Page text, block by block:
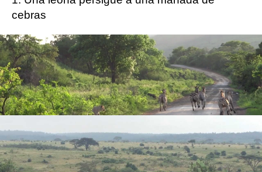
cebras
Leer más© Newsflare
2. Un grupo de leonas pelea violentamente con
un león
Leer más© Caters News
3. Una pareja de leones rugiendo a la vez